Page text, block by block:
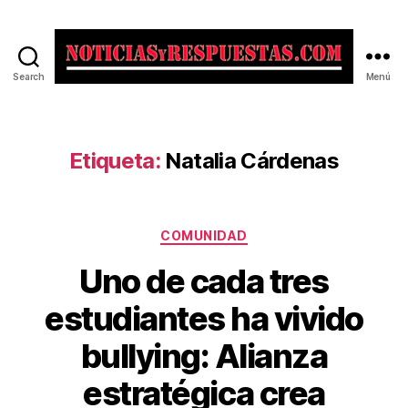
Search Menú
Etiqueta: Natalia Cárdenas
Categorías
COMUNIDAD
Uno de cada tres
estudiantes ha vivido
bullying: Alianza
estratégica crea